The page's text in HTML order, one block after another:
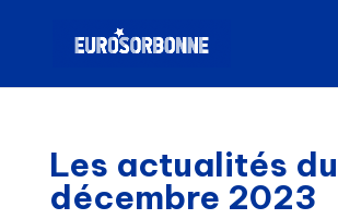
Les actualités
décembre 2023